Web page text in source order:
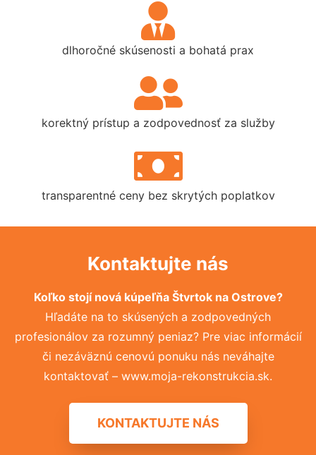
dlhoročné skúsenosti a bohatá prax
korektný prístup a zodpovednosť za služby
transparentné ceny bez skrytých poplatkov
Kontaktujte nás
Koľko stojí nová kúpeľňa Štvrtok na Ostrove?
Hľadáte na to skúsených a zodpovedných
profesionálov za rozumný peniaz? Pre viac informácií
či nezáväznú cenovú ponuku nás neváhajte
kontaktovať – www.moja-rekonstrukcia.sk.
KONTAKTUJTE NÁS